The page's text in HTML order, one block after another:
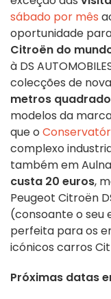
sábado por mês
oportunidade
Citroën do
à DS
colecções de
metros
modelos da
que o
complexo
também em
custa 20 euros,
Peugeot Citroën
(consoante o seu
perfeita para os
icónicos carros
Próximas datas